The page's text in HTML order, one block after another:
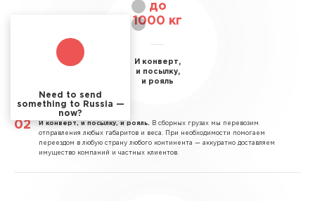
до
1000 кг
И конверт,
и посылку,
и рояль
И конверт, и посылку, и рояль.
В сборных грузах мы перевозим
отправления любых габаритов и веса. При необходимости помогаем
переездом в любую страну любого континента — аккуратно доставляем
имущество компаний и частных клиентов.
Need to send
something to Russia —
now?